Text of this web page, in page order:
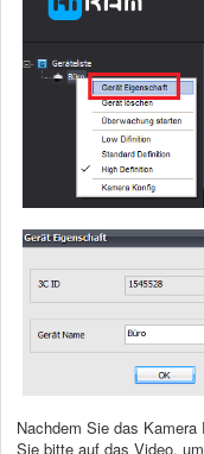
Nachdem Sie das
Sie bitte auf das Video,